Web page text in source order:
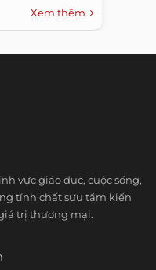
Xem thêm
vực giáo dục, cuộc sống,
tính chất sưu tầm kiến
trị thương mại.